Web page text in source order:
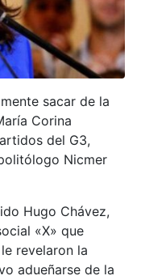
sacar de la
Corina
del G3,
Nicmer
Hugo Chávez,
«X» que
revelaron la
adueñarse de la